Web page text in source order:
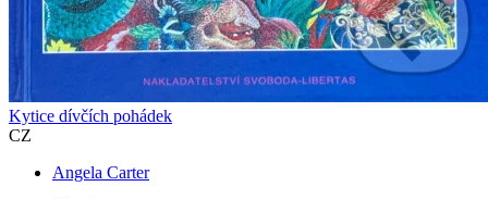
Kytice dívčích pohádek
CZ
Angela Carter